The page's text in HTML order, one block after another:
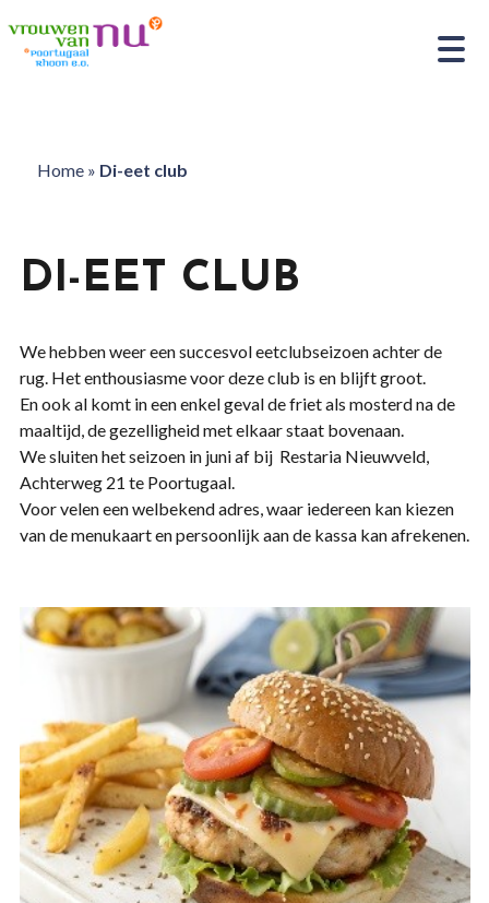
Home» Di-eet club
DI-EET CLUB
We hebben weer een succesvol eetclubseizoen achter de
rug. Het enthousiasme voor deze club is en blijft groot.
En ook al komt in een enkel geval de friet als mosterd na de
maaltijd, de gezelligheid met elkaar staat bovenaan.
We sluiten het seizoen in juni af bij Restaria Nieuwveld,
Achterweg 21 te Poortugaal.
Voor velen een welbekend adres, waar iedereen kan kiezen
van de menukaart en persoonlijk aan de kassa kan afrekenen.